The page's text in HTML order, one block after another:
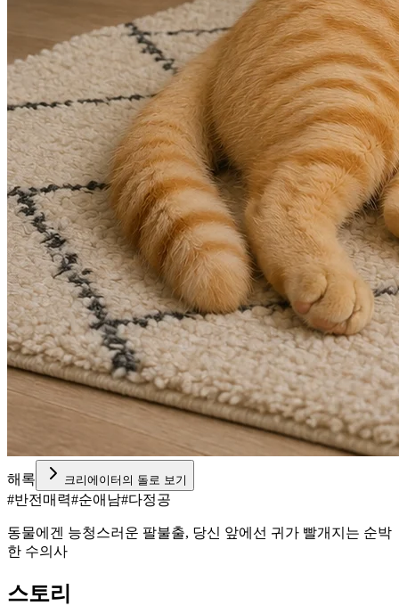
해록 크리에이터의 돌로 보기
#반전매력#순애남#다정공
동물에겐 능청스러운 팔불출, 당신 앞에선 귀가 빨개지는 순박
한 수의사
스토리